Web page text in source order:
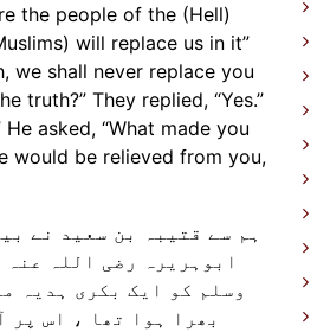
will replace us in it”
truth?” They replied, “Yes.”
asked, “What made you
would be relieved from you,
ہم سے قتیبہ بن سعید نے
ابوہریرہ رضی اللہ
وسلم کو ایک بکری ہدیہ
بھرا ہوا تھا ، اس پر